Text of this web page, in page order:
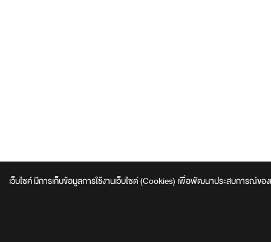
เว็บไซค์ มีการเก็บข้อมูลการใช้งานเว็บไซต์ (Cookies) เพื่อพัฒนาประสบการณ์ข